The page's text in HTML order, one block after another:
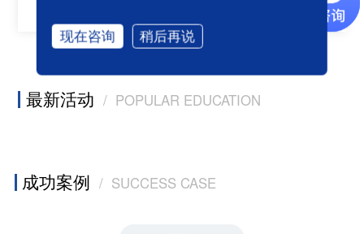
最新活动 / POPULAR EDUCATION
成功案例 / SUCCESS CASE
现在咨询 稍后再说